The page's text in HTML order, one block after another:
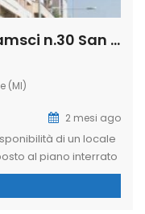
Deposito/Cantina Via Gramsci n.30 San Donato Milanese (Rif. SDIFN111)
(MI)
2 mesi ago
di un locale
al piano interrato
raggiungibile
pedonale al